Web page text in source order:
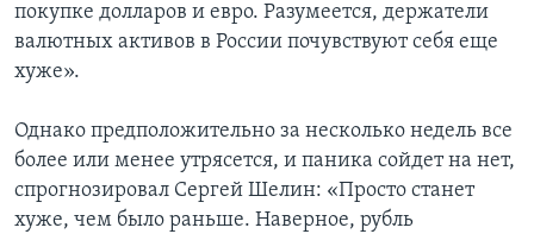
покупке долларов и евро. Разумеется, держатели
валютных активов в России почувствуют себя еще
хуже».
Однако предположительно за несколько недель все
более или менее утрясется, и паника сойдет на нет,
спрогнозировал Сергей Шелин: «Просто станет
хуже, чем было раньше. Наверное, рубль